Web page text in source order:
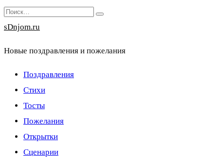
Перейти
к
Search
for:
sDnjom.ru
Новые поздравления и пожелания
Поздравления
Стихи
Тосты
Пожелания
Открытки
Сценарии